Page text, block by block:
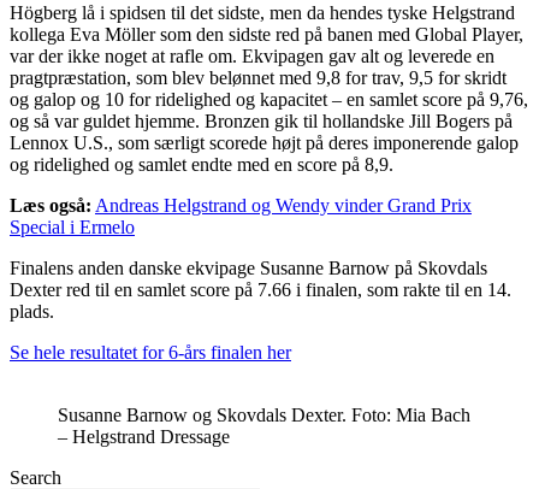
Högberg lå i spidsen til det sidste, men da hendes tyske Helgstrand
kollega Eva Möller som den sidste red på banen med Global Player,
var der ikke noget at rafle om. Ekvipagen gav alt og leverede en
pragtpræstation, som blev belønnet med 9,8 for trav, 9,5 for skridt
og galop og 10 for ridelighed og kapacitet – en samlet score på 9,76,
og så var guldet hjemme. Bronzen gik til hollandske Jill Bogers på
Lennox U.S., som særligt scorede højt på deres imponerende galop
og ridelighed og samlet endte med en score på 8,9.
Læs også: Andreas Helgstrand og Wendy vinder Grand Prix
Special i Ermelo
Finalens anden danske ekvipage Susanne Barnow på Skovdals
Dexter red til en samlet score på 7.66 i finalen, som rakte til en 14.
plads.
Se hele resultatet for 6-års finalen her
Susanne Barnow og Skovdals Dexter. Foto: Mia Bach
– Helgstrand Dressage
Search